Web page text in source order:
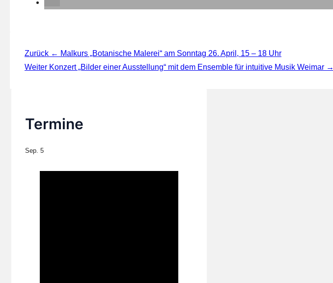
Beitragsnavigation
Zurück ← Malkurs „Botanische Malerei“ am Sonntag 26. April, 15 – 18 Uhr
Weiter Konzert „Bilder einer Ausstellung“ mit dem Ensemble für intuitive Musik Weimar →
Termine
Sep. 5